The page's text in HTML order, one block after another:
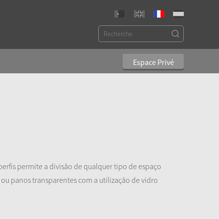
Espace Privé
permite a divisão de qualquer tipo de espaço
panos transparentes com a utilização de vidro